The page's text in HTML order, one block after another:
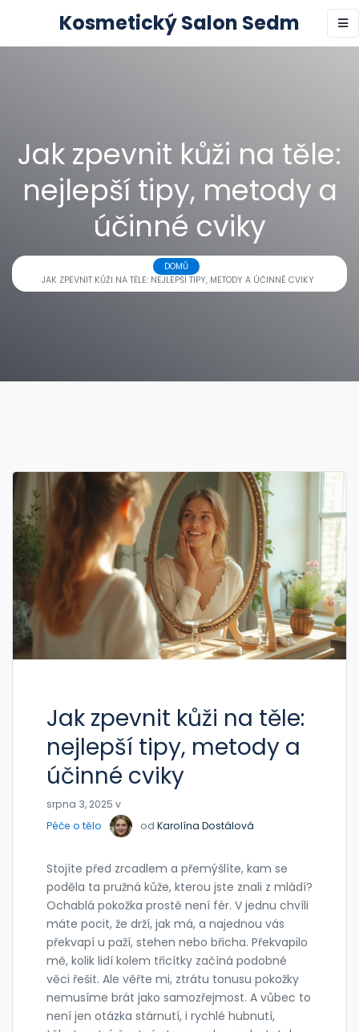
Kosmetický Salon Sedm
Jak zpevnit kůži na těle:
nejlepší tipy, metody a
účinné cviky
DOMŮ
JAK ZPEVNIT KŮŽI NA TĚLE: NEJLEPŠÍ TIPY, METODY A ÚČINNÉ CVIKY
Jak zpevnit kůži na těle:
nejlepší tipy, metody a
účinné cviky
srpna 3, 2025 v
Péče o tělo
od Karolína Dostálová
Stojíte před zrcadlem a přemýšlíte, kam se
poděla ta pružná kůže, kterou jste znali z mládí?
Ochablá pokožka prostě není fér. V jednu chvíli
máte pocit, že drží, jak má, a najednou vás
překvapí u paží, stehen nebo břicha. Překvapilo
mě, kolik lidí kolem třicítky začíná podobné
věci řešit. Ale věřte mi, ztrátu tonusu pokožky
nemusíme brát jako samozřejmost. A vůbec to
není jen otázka stárnutí, i rychlé hubnutí,